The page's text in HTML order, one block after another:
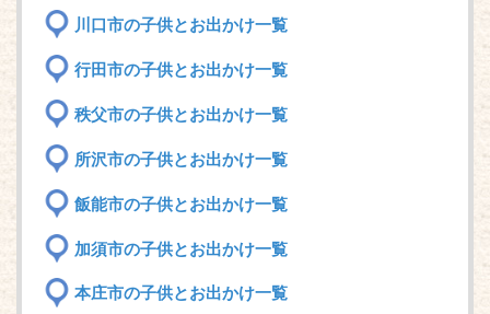
川口市の子供とお出かけ一覧
行田市の子供とお出かけ一覧
秩父市の子供とお出かけ一覧
所沢市の子供とお出かけ一覧
飯能市の子供とお出かけ一覧
加須市の子供とお出かけ一覧
本庄市の子供とお出かけ一覧